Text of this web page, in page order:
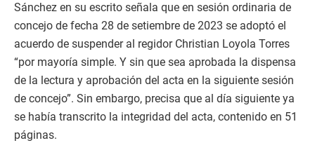
Sánchez en su escrito señala que en sesión ordinaria de
concejo de fecha 28 de setiembre de 2023 se adoptó el
acuerdo de suspender al regidor Christian Loyola Torres
“por mayoría simple. Y sin que sea aprobada la dispensa
de la lectura y aprobación del acta en la siguiente sesión
de concejo”. Sin embargo, precisa que al día siguiente ya
se había transcrito la integridad del acta, contenido en 51
páginas.